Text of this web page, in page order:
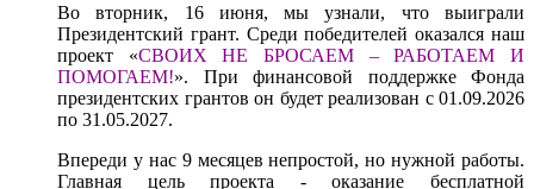
Во вторник, 16 июня, мы узнали, что выиграли
Президентский грант. Среди победителей оказался наш
проект «СВОИХ НЕ БРОСАЕМ – РАБОТАЕМ И
ПОМОГАЕМ!». При финансовой поддержке Фонда
президентских грантов он будет реализован с 01.09.2026
по 31.05.2027.
Впереди у нас 9 месяцев непростой, но нужной работы.
Главная цель проекта - оказание бесплатной